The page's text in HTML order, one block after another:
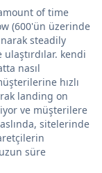
of time
(600'ün üzerinde
steadily
kendi
nasıl
hızlı
landing on
ve müşterilere
sitelerinde
süre